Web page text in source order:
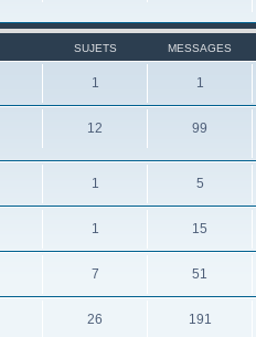
SUJETS MESSAGES
1 1
12 99
1 5
1 15
7 51
26 191